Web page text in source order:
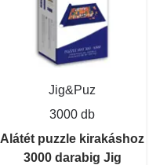
Jig&Puz
3000 db
Alátét puzzle kirakáshoz
3000 darabig Jig